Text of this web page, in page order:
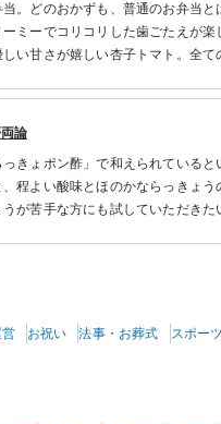
。どのおかずも、普通のお弁当と
ミーでコリコリした歯ごたえが楽
い甘さが嬉しい杏子トマト。全て
論
きょポン酢」で和えられていると
程よい酸味とほのかならっきょう
が苦手な方にも試していただきた
お祝い 法事・お葬式 スポーツ